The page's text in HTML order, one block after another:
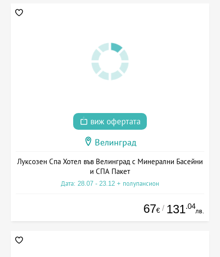
виж офертата
Велинград
Луксозен Спа Хотел във Велинград с Минерални Басейни
и СПА Пакет
Дата: 28.07 - 23.12 + полупансион
67€ / 131.04
лв.